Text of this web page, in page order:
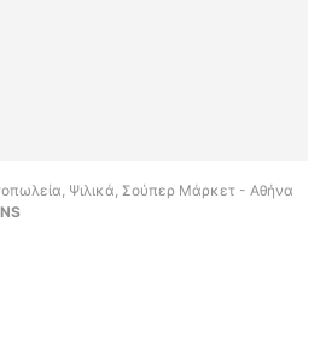
Ψιλικά, Σούπερ Μάρκετ - Αθήνα